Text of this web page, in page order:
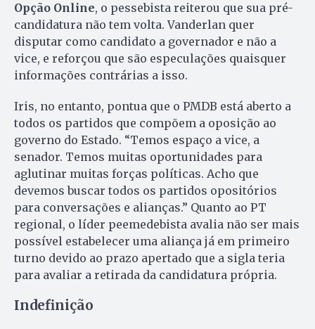
Opção Online, o pessebista reiterou que sua pré-
candidatura não tem volta. Vanderlan quer
disputar como candidato a governador e não a
vice, e reforçou que são especulações quaisquer
informações contrárias a isso.
Iris, no entanto, pontua que o PMDB está aberto a
todos os partidos que compõem a oposição ao
governo do Estado. “Temos espaço a vice, a
senador. Temos muitas oportunidades para
aglutinar muitas forças políticas. Acho que
devemos buscar todos os partidos opositórios
para conversações e alianças.” Quanto ao PT
regional, o líder peemedebista avalia não ser mais
possível estabelecer uma aliança já em primeiro
turno devido ao prazo apertado que a sigla teria
para avaliar a retirada da candidatura própria.
Indefinição